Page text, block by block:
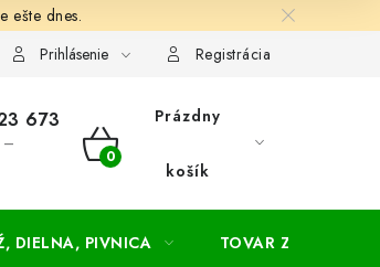
ešte dnes.
podmienky Zásady ochrany osobných údajov
Prihlásenie Registrácia
673
–
NÁKUPNÝ
Prázdny
košík
DIELNA, PIVNICA TOVAR ZA